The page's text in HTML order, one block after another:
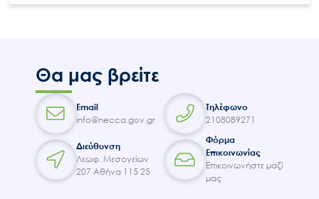
Νέα – Δημοσιότητα
Άξονες δράσης
Μ.Δ.Π.Π.
Έργα
Εισιτήρια
Επικοινωνία
Θα μας βρείτε
Email
info@necca.gov.gr
Τηλέφωνο
2108089271
Διεύθυνση
Λεωφ. Μεσογείων
207 Αθήνα 115 25
Φόρμα
Επικοινωνίας
Επικοινωνήστε μαζί
μας